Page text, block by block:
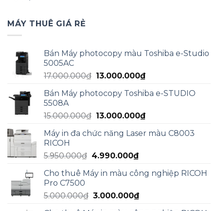
MÁY THUÊ GIÁ RẺ
Bán Máy photocopy màu Toshiba e-Studio
5005AC
17.000.000₫ Giá
là:
13.000.000₫Giá
tại
13.000.000₫.
Bán Máy photocopy Toshiba e-STUDIO
5508A
15.000.000₫ Giá
là:
13.000.000₫Giá
tại
Máy in đa chức năng Laser màu C8003
RICOH
5.950.000₫ Giá
là:
4.990.000₫Giá
tại
4.990.000₫.
Cho thuê Máy in màu công nghiệp RICOH
Pro C7500
5.000.000₫ Giá
3.000.000₫Giá